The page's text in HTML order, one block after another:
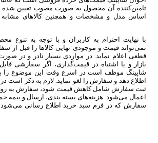
تامین‏‌کننده آن محصول به صورت مصوب تعیین شده
اساس مدل و مشخصات و همچنین کالاهای مشابه
با نهایت احترام به کاربران و با توجه به تنوع
نمی‌تواند قیمت و موجودی نهایی کالاها را قبل از
قطعی اعلام نماید. در مواردی بسیار نادر و در
بازار و یا اشتباه در قیمت‌‏گذاری، اگر سفارشی
شاپینگ موظف است در اسرع وقت این موضوع را
اطلاع دهد و سفارش را لغو نماید. لازم به ذکر است
ثبت سفارش شامل کاهش قیمت شود، سفارش به
اعمال می‏‌شود. هزینه‏‌های بسته بندی، ارسال و بیمه
سفارش که در فرم سبد خرید اطلاع‌ ‏رسانی